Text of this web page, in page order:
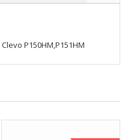
P150HM,P151HM